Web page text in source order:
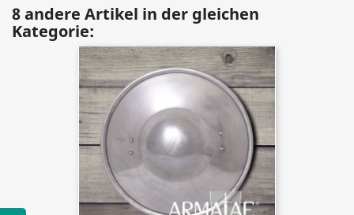
8 andere Artikel in der gleichen
Kategorie: